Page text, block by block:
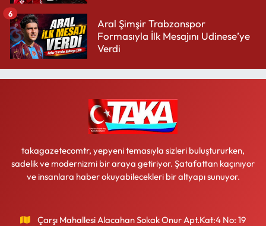
Aral Şimşir Trabzonspor
Formasıyla İlk Mesajını Udinese’ye
Verdi
6
takagazetecomtr, yepyeni temasıyla sizleri buluştururken,
sadelik ve modernizmi bir araya getiriyor. Şatafattan kaçınıyor
ve insanlara haber okuyabilecekleri bir altyapı sunuyor.
Çarşı Mahallesi Alacahan Sokak Onur Apt.Kat:4 No: 19